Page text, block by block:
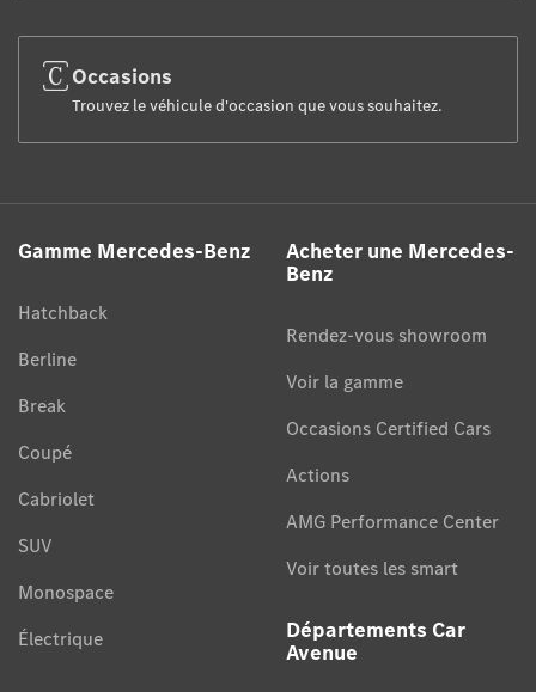
Occasions
Trouvez le véhicule d'occasion que vous souhaitez.
Gamme Mercedes-Benz
Hatchback
Berline
Break
Coupé
Cabriolet
SUV
Monospace
Électrique
Acheter une Mercedes-
Benz
Rendez-vous showroom
Voir la gamme
Occasions Certified Cars
Actions
AMG Performance Center
Voir toutes les smart
Départements Car
Avenue